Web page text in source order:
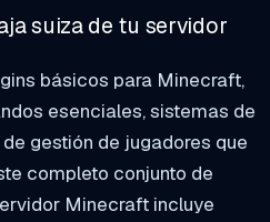
suiza de tu servidor
básicos para Minecraft,
esenciales, sistemas de
gestión de jugadores que
completo conjunto de
Minecraft incluye